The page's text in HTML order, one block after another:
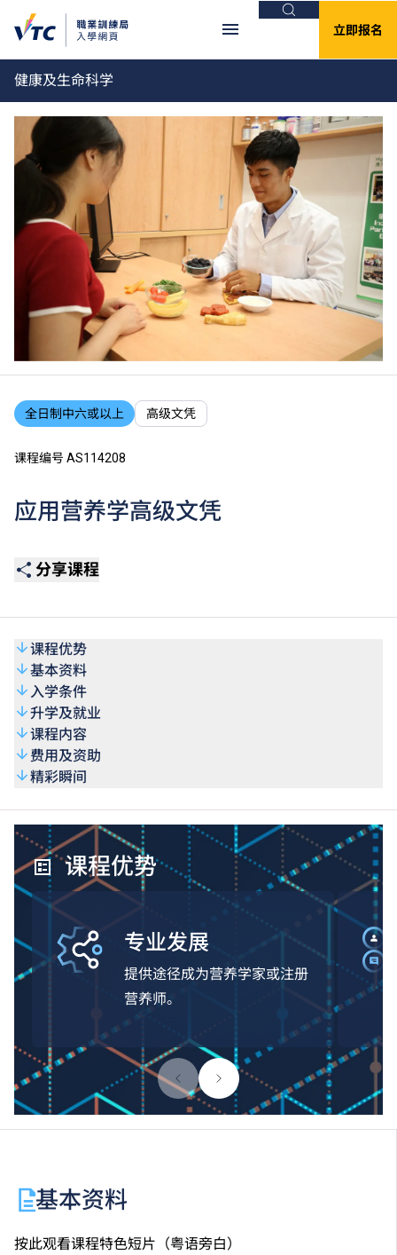
搜索
立即报名
健康及生命科学
全日制中六或以上 高级文凭
课程编号 AS114208
应用营养学高级文凭
分享课程
课程优势
基本资料
入学条件
升学及就业
课程内容
费用及资助
精彩瞬间
课程优势
专业发展
提供途径成为营养学家或注册
营养师。
基本资料
按此观看课程特色短片（粤语旁白）